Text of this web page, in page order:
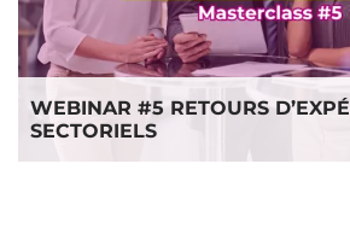
WEBINAR #5 RETOURS
SECTORIELS